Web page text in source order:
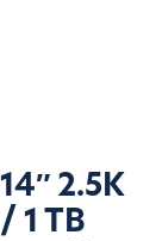
2.5K
1 TB